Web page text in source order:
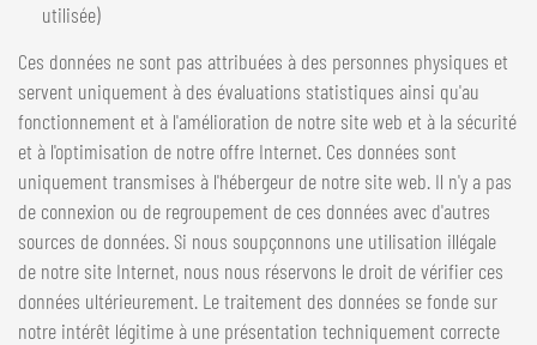
utilisée)
Ces données ne sont pas attribuées à des personnes physiques et
servent uniquement à des évaluations statistiques ainsi qu'au
fonctionnement et à l'amélioration de notre site web et à la sécurité
et à l'optimisation de notre offre Internet. Ces données sont
uniquement transmises à l'hébergeur de notre site web. Il n'y a pas
de connexion ou de regroupement de ces données avec d'autres
sources de données. Si nous soupçonnons une utilisation illégale
de notre site Internet, nous nous réservons le droit de vérifier ces
données ultérieurement. Le traitement des données se fonde sur
notre intérêt légitime à une présentation techniquement correcte